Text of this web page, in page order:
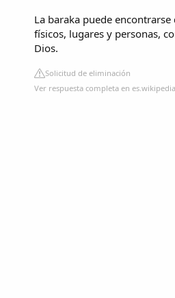
La baraka puede
físicos, lugares y personas,
Dios.
Solicitud de eliminación
Ver respuesta completa en